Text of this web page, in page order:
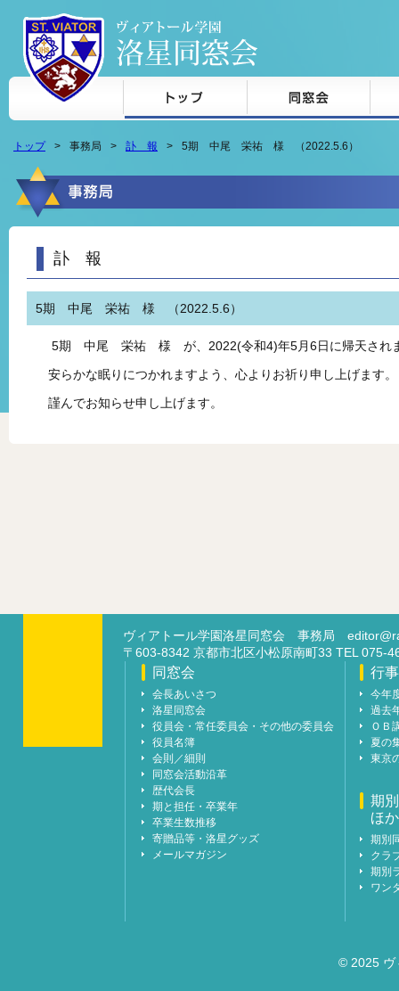
本文へジャンプ
トップ 事務局 訃 報 5期 中尾 栄祐 様 （2022.5.6）
訃 報
5期 中尾 栄祐 様 （2022.5.6）
5期 中尾 栄祐 様 が、2022(令和4)年5月6日に帰天され
安らかな眠りにつかれますよう、心よりお祈り申し上げます。
謹んでお知らせ申し上げます。
ヴィアトール学園洛星同窓会 事務局
〒603-8342 京都市北区小松原南町33 TEL 075-
同窓会
会長あいさつ
洛星同窓会
役員会・常任委員会・その他の委員会
役員名簿
会則／細則
同窓会活動沿革
歴代会長
期と担任・卒業年
卒業生数推移
寄贈品等・洛星グッズ
メールマガジン
行事
今年
過去
ＯＢ
夏の
東京
期
ほか
期別
クラ
期別
ワン
© 2025 ヴ